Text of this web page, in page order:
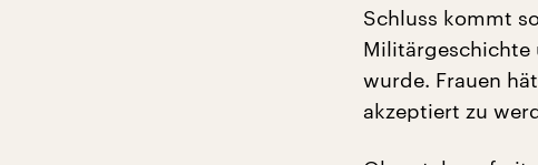
Schluss kommt
Militärgeschichte
wurde. Frauen
akzeptiert zu